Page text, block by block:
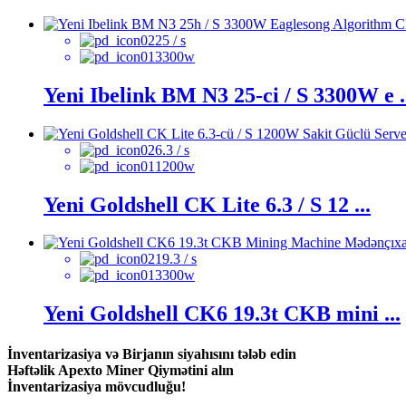
25 / s
3300w
Yeni Ibelink BM N3 25-ci / S 3300W e
6.3 / s
1200w
Yeni Goldshell CK Lite 6.3 / S 12 ...
19.3 / s
3300w
Yeni Goldshell CK6 19.3t CKB mini ...
İnventarizasiya və Birjanın siyahısını tələb edin
Həftəlik Apexto Miner Qiymətini alın
İnventarizasiya mövcudluğu!